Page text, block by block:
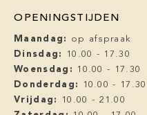
OPENINGSTIJDEN
Maandag: op afspraak
Dinsdag: 10.00 - 17.30
Woensdag: 10.00 - 17.30
Donderdag: 10.00 - 17.30
Vrijdag: 10.00 - 21.00